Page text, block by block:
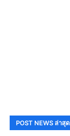
POST NEWS ล่าสุด